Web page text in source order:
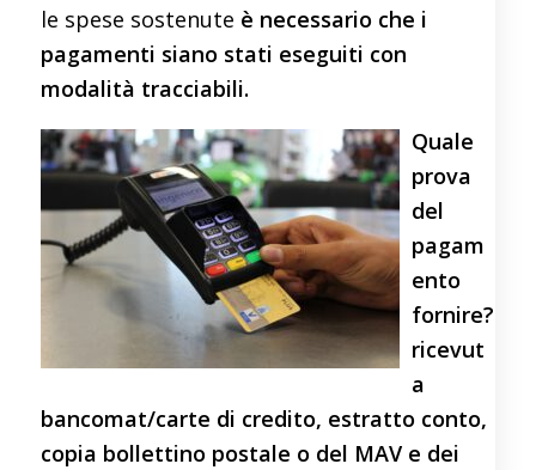
le spese sostenute è necessario che i
pagamenti siano stati eseguiti con
modalità tracciabili.
Quale
prova
del
pagam
ento
fornire?
ricevut
a
bancomat/carte di credito, estratto conto,
copia bollettino postale o del MAV e dei